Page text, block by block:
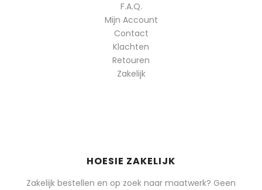
F.A.Q.
Mijn Account
Contact
Klachten
Retouren
Zakelijk
HOESIE ZAKELIJK
Zakelijk bestellen en op zoek naar maatwerk? Geen